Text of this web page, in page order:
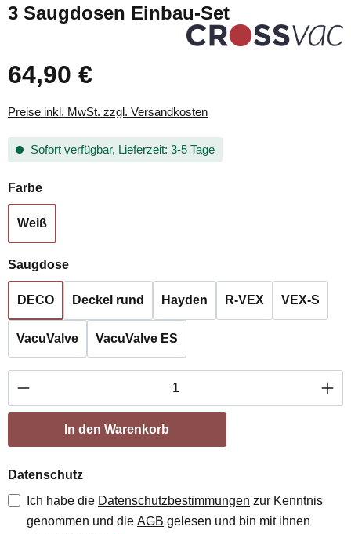
3 Saugdosen Einbau-Set
64,90 €
Preise inkl. MwSt. zzgl. Versandkosten
Sofort verfügbar, Lieferzeit: 3-5 Tage
Farbeauswählen
Weiß
Saugdoseauswählen
DECO Deckel rund Hayden R-VEX VEX-S
VacuValve VacuValve ES
Produkt Anzahl: Gib den gewünschten
In den Warenkorb
Datenschutz
Ich habe die Datenschutzbestimmungen zur Kenntnis
genommen und die AGB gelesen und bin mit ihnen